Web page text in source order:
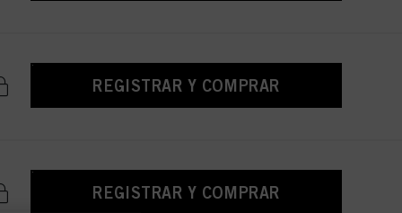
REGISTRAR Y COMPRAR
REGISTRAR Y COMPRAR